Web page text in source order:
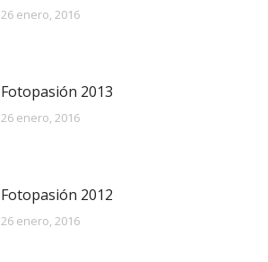
26 enero, 2016
Fotopasión 2013
26 enero, 2016
Fotopasión 2012
26 enero, 2016